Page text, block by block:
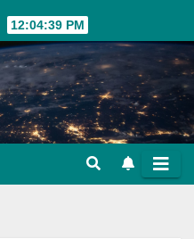
12:04:41 PM